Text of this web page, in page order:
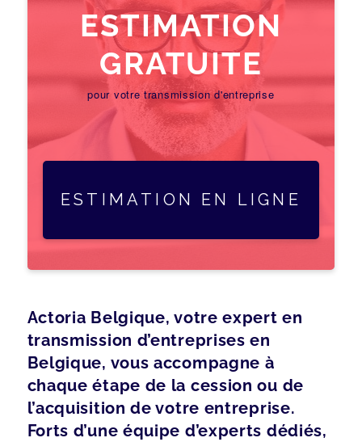
ESTIMATION
GRATUITE
pour votre transmission d'entreprise
ESTIMATION EN LIGNE
Actoria Belgique, votre expert en
transmission d’entreprises en
Belgique, vous accompagne à
chaque étape de la cession ou de
l’acquisition de votre entreprise.
Forts d’une équipe d’experts dédiés,